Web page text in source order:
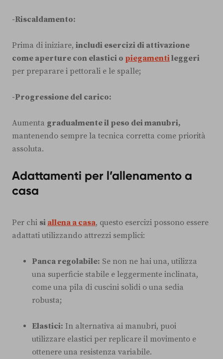
-Riscaldamento:
Prima di iniziare, includi esercizi di attivazione
come aperture con elastici o piegamentileggeri
per preparare i pettorali e le spalle;
-Progressione del carico:
Aumenta gradualmente il peso dei manubri,
mantenendo sempre la tecnica corretta come priorità
assoluta.
Adattamenti per l’allenamento a
casa
Per chi si allena a casa, questo esercizi possono essere
adattati utilizzando attrezzi semplici:
Panca regolabile: Se non ne hai una, utilizza
una superficie stabile e leggermente inclinata,
come una pila di cuscini solidi o una sedia
robusta;
Elastici: In alternativa ai manubri, puoi
utilizzare elastici per replicare il movimento e
ottenere una resistenza variabile.